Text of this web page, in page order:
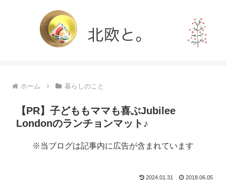
ホーム 暮らしのこと
【PR】子どももママも喜ぶJubilee
Londonのランチョンマット♪
※当ブログは記事内に広告が含まれています
2024.01.31 2018.06.05